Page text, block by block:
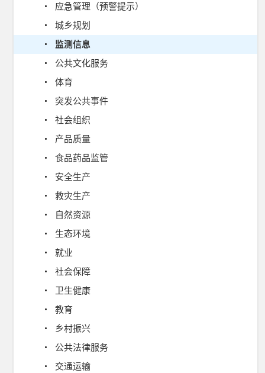
应急管理（预警提示）
城乡规划
监测信息
公共文化服务
体育
突发公共事件
社会组织
产品质量
食品药品监管
安全生产
救灾生产
自然资源
生态环境
就业
社会保障
卫生健康
教育
乡村振兴
公共法律服务
交通运输